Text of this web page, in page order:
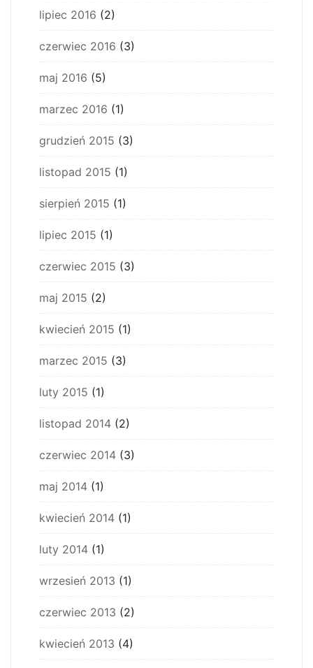
lipiec 2016 (2)
czerwiec 2016 (3)
maj 2016 (5)
marzec 2016 (1)
grudzień 2015 (3)
listopad 2015 (1)
sierpień 2015 (1)
lipiec 2015 (1)
czerwiec 2015 (3)
maj 2015 (2)
kwiecień 2015 (1)
marzec 2015 (3)
luty 2015 (1)
listopad 2014 (2)
czerwiec 2014 (3)
maj 2014 (1)
kwiecień 2014 (1)
luty 2014 (1)
wrzesień 2013 (1)
czerwiec 2013 (2)
kwiecień 2013 (4)